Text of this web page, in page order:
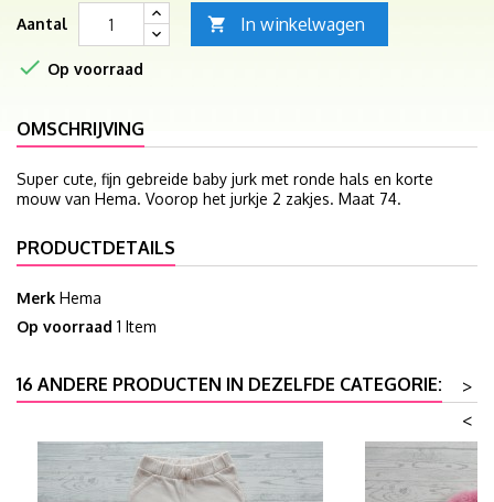
Aantal  In winkelwagen
 Op voorraad
OMSCHRIJVING
Super cute, fijn gebreide baby jurk met ronde hals en korte
mouw van Hema. Voorop het jurkje 2 zakjes. Maat 74.
PRODUCTDETAILS
Merk Hema
Op voorraad 1 Item
16 ANDERE PRODUCTEN IN DEZELFDE CATEGORIE:
>
<